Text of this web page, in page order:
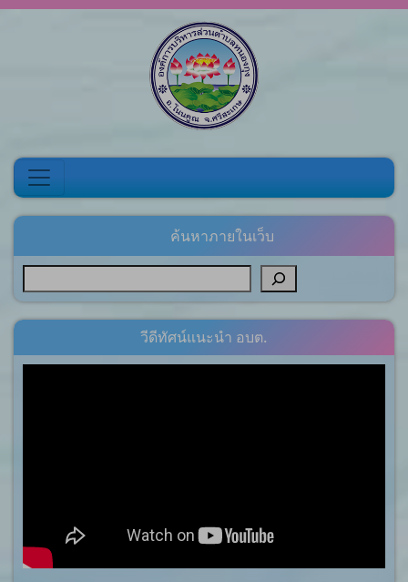
ค้นหาภายในเว็บ
วีดีทัศน์แนะนำ อบต.